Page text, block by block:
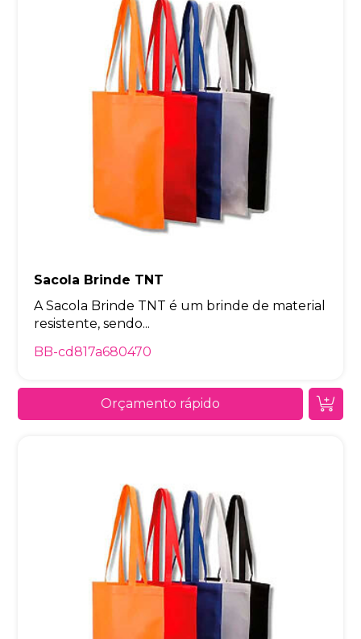
Sacola Brinde TNT
A Sacola Brinde TNT é um brinde de material
resistente, sendo...
BB-cd817a680470
Orçamento rápido